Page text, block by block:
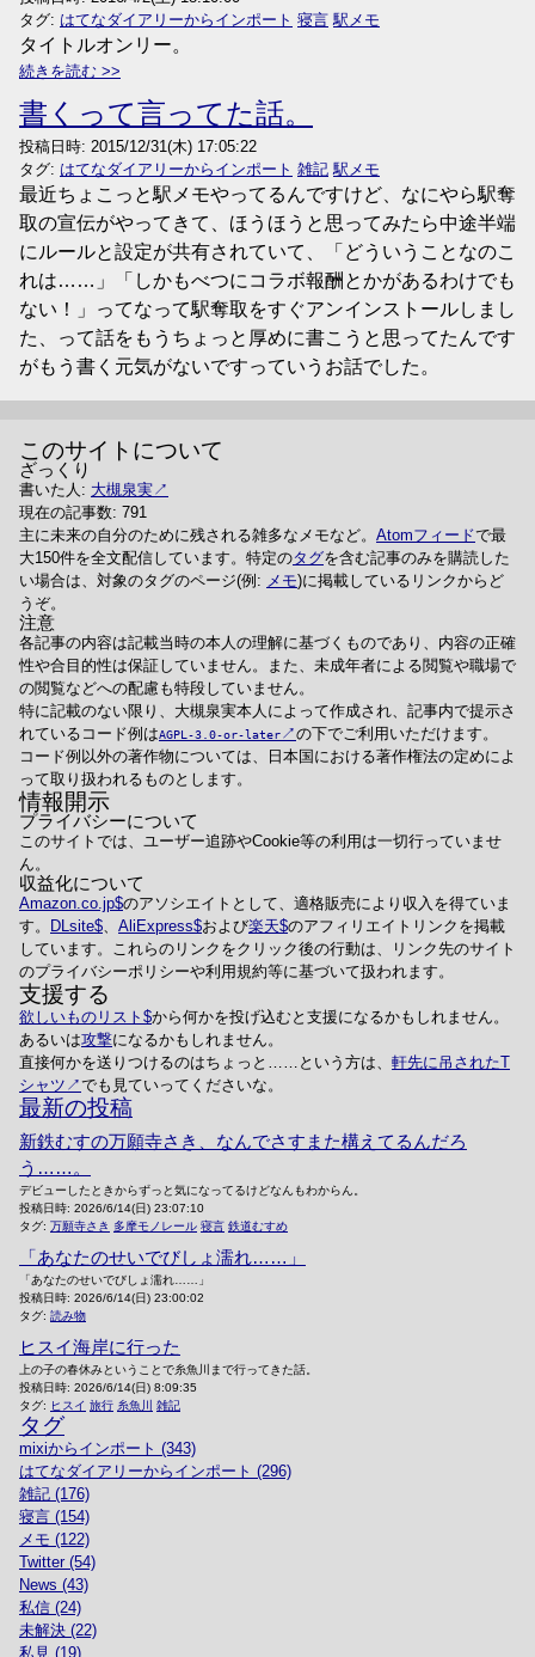
タグ: はてなダイアリーからインポート 寝言 駅メモ
タイトルオンリー。
続きを読む
書くって言ってた話。
投稿日時: 2015/12/31(木) 17:05:22
タグ: はてなダイアリーからインポート 雑記 駅メモ
最近ちょこっと駅メモやってるんですけど、なにやら駅奪
取の宣伝がやってきて、ほうほうと思ってみたら中途半端
にルールと設定が共有されていて、「どういうことなのこ
れは……」「しかもべつにコラボ報酬とかがあるわけでも
ない！」ってなって駅奪取をすぐアンインストールしまし
た、って話をもうちょっと厚めに書こうと思ってたんです
がもう書く元気がないですっていうお話でした。
このサイトについて
ざっくり
書いた人: 大槻泉実
現在の記事数: 791
主に未来の自分のために残される雑多なメモなど。 Atomフィードで最
大150件を全文配信しています。特定のタグを含む記事のみを購読した
い場合は、対象のタグのページ(例: メモ)に掲載しているリンクからど
うぞ。
注意
各記事の内容は記載当時の本人の理解に基づくものであり、内容の正確
性や合目的性は保証していません。また、未成年者による閲覧や職場で
の閲覧などへの配慮も特段していません。
特に記載のない限り、大槻泉実本人によって作成され、記事内で提示さ
れているコード例はAGPL-3.0-or-later
の下でご利用いただけます。
コード例以外の著作物については、日本国における著作権法の定めによ
って取り扱われるものとします。
情報開示
プライバシーについて
このサイトでは、ユーザー追跡やCookie等の利用は一切行っていませ
ん。
収益化について
Amazon.co.jp のアソシエイトとして、適格販売により収入を得ていま
す。
DLsite 、 AliExpress および楽天 のアフィリエイトリンクを掲載
しています。これらのリンクをクリック後の行動は、リンク先のサイト
のプライバシーポリシーや利用規約等に基づいて扱われます。
支援する
欲しいものリスト
から何かを投げ込むと支援になるかもしれません。
あるいは攻撃になるかもしれません。
直接何かを送りつけるのはちょっと……という方は、 軒先に吊されたT
シャツ
でも見ていってくださいな。
最新の投稿
新鉄むすの万願寺さき、なんでさすまた構えてるんだろ
う……。
デビューしたときからずっと気になってるけどなんもわからん。
投稿日時: 2026/6/14(日) 23:07:10
タグ: 万願寺さき 多摩モノレール 寝言 鉄道むすめ
「あなたのせいでびしょ濡れ……」
「あなたのせいでびしょ濡れ……」
投稿日時: 2026/6/14(日) 23:00:02
タグ: 読み物
ヒスイ海岸に行った
上の子の春休みということで糸魚川まで行ってきた話。
投稿日時: 2026/6/14(日) 8:09:35
タグ: ヒスイ 旅行 糸魚川 雑記
タグ
mixiからインポート (343)
はてなダイアリーからインポート (296)
雑記 (176)
寝言 (154)
メモ (122)
Twitter (54)
News (43)
私信 (24)
未解決 (22)
私見 (19)